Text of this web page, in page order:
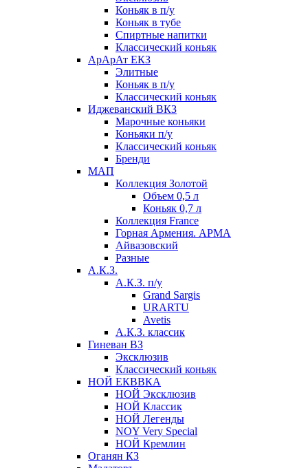
Коньяк в п/у
Коньяк в тубе
Спиртные напитки
Классический коньяк
АрАрАт ЕКЗ
Элитные
Коньяк в п/у
Классический коньяк
Иджеванский ВКЗ
Марочные коньяки
Коньяки п/у
Классический коньяк
Бренди
МАП
Коллекция Золотой
Объем 0,5 л
Коньяк 0,7 л
Коллекция France
Горная Армения. АРМА
Айвазовский
Разные
А.К.З.
А.К.З. п/у
Grand Sargis
URARTU
Avetis
А.К.З. классик
Гиневан ВЗ
Эксклюзив
Классический коньяк
НОЙ ЕКВВКА
НОЙ Эксклюзив
НОЙ Классик
НОЙ Легенды
NOY Very Speсial
НОЙ Кремлин
Оганян КЗ